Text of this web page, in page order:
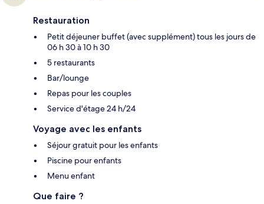
Restauration
Petit déjeuner buffet (avec supplément) tous les jours de
06 h 30 à 10 h 30
5 restaurants
Bar/lounge
Repas pour les couples
Service d'étage 24 h/24
Voyage avec les enfants
Séjour gratuit pour les enfants
Piscine pour enfants
Menu enfant
Que faire ?